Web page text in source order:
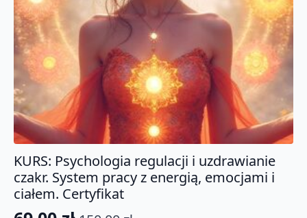
KURS: Psychologia regulacji i uzdrawianie
czakr. System pracy z energią, emocjami i
ciałem. Certyfikat